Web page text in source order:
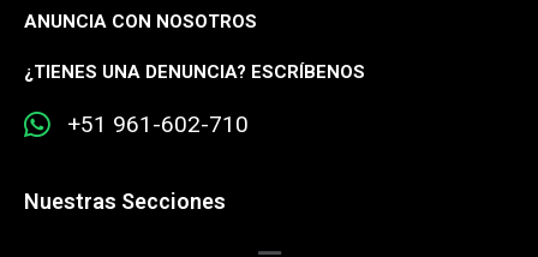
ANUNCIA CON NOSOTROS
¿TIENES UNA DENUNCIA? ESCRÍBENOS
+51 961-602-710
Nuestras Secciones